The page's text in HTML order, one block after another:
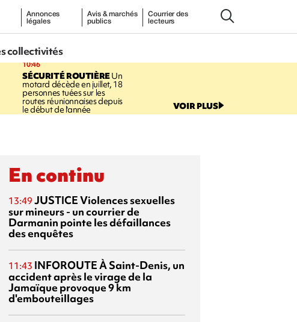
Annonces
légales
Avis & marchés
publics
Courrier des
lecteurs
collectivités
10:46
SÉCURITÉ ROUTIÈREUn
motard décède en juillet, 18
personnes tuées sur les
routes réunionnaises depuis
le début de l'année VOIR PLUS
En continu
13:49 JUSTICEViolences sexuelles
sur mineurs - un courrier de
Darmanin pointe les défaillances
des enquêtes
11:43 INFOROUTEÀ Saint-Denis, un
accident après le virage de la
Jamaïque provoque 9 km
d'embouteillages